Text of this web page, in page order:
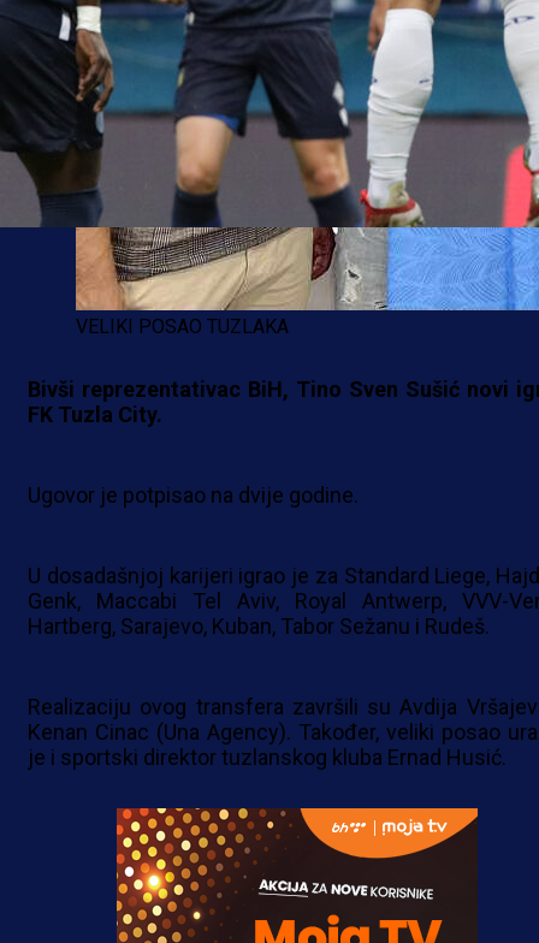
VELIKI POSAO TUZLAKA
Bivši reprezentativac BiH, Tino Sven Sušić novi
FK Tuzla City.
Ugovor je potpisao na dvije godine.
U dosadašnjoj karijeri igrao je za Standard Liege,
Genk, Maccabi Tel Aviv, Royal Antwerp, VVV-
Hartberg, Sarajevo, Kuban, Tabor Sežanu i Rudeš.
Realizaciju ovog transfera završili su Avdija
Kenan Cinac (Una Agency). Također, veliki posao
je i sportski direktor tuzlanskog kluba Ernad Husić.